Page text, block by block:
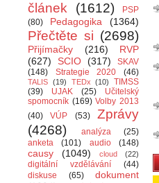
článek
(1612)
PSP
(80)
Pedagogika (1364)
Přečtěte si (2698)
Přijímačky (216)
RVP
(627)
SCIO (317)
SKAV
(148)
Strategie 2020 (46)
TALIS (19) TEDx (10)
TIMSS
(39)
UJAK (25)
Učitelský
spomocník (169) Volby 2013
(40)
VÚP (53)
Zprávy
(4268)
analýza
(25)
anketa
(101) audio (148)
causy (1049) cloud (22)
digitální vzdělávání
(44)
diskuse
(65)
dokument